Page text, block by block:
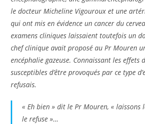
le docteur Micheline Vigouroux et une
qui ont mis en évidence un cancer du
examens cliniques laissaient toutefois un
chef clinique avait proposé au Pr Mouren
encéphalie gazeuse. Connaissant les effets
susceptibles d’être provoqués par ce type
refusais.
« Eh bien » dit le Pr Mouren, « laissons
le refuse »…